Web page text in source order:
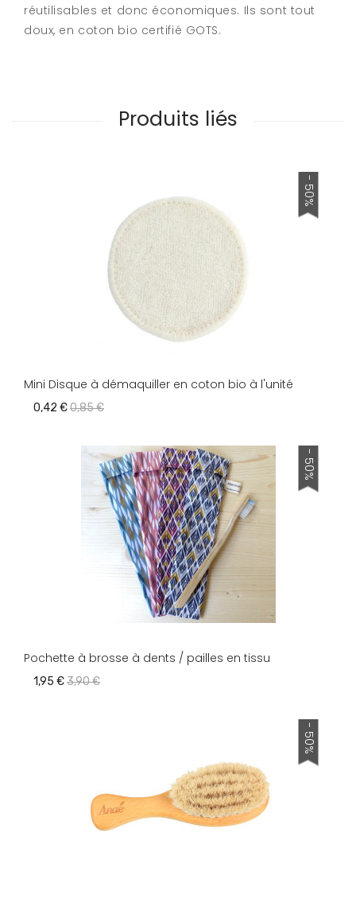
réutilisables et donc économiques. Ils sont tout
doux, en coton bio certifié GOTS.
Produits liés
- 50%
Mini Disque à démaquiller en coton bio à l'unité
0,42 €0,85 €
- 50%
Pochette à brosse à dents / pailles en tissu
1,95 €3,90 €
- 50%